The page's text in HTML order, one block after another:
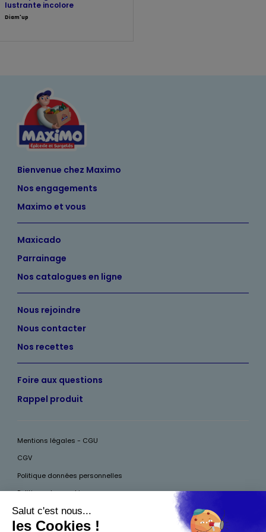
lustrante incolore
Diam'up
Bienvenue chez Maximo
Nos engagements
Maximo et vous
Maxicado
Parrainage
Nos catalogues en ligne
Nous rejoindre
Nous contacter
Nos recettes
Foire aux questions
Rappel produit
Mentions légales - CGU
CGV
Politique données personnelles
Politique des cookies
Accessibilité